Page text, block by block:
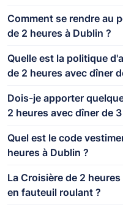
Comment se rendre au
de 2 heures à Dublin ?
Quelle est la politique
de 2 heures avec dîner
Dois-je apporter
2 heures avec dîner de
Quel est le code
heures à Dublin ?
La Croisière de 2
en fauteuil roulant ?